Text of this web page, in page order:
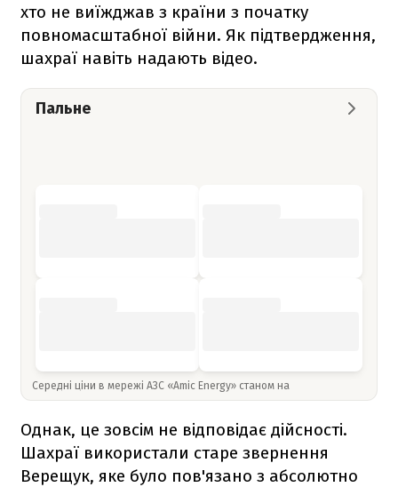
хто не виїжджав з країни з початку
повномасштабної війни. Як підтвердження,
шахраї навіть надають відео.
Пальне
Середні ціни в мережі АЗС «Amic Energy» станом на
Однак, це зовсім не відповідає дійсності.
Шахраї використали старе звернення
Верещук, яке було пов'язано з абсолютно